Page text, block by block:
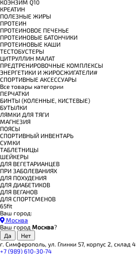
КОЭНЗИМ Q10
КРЕАТИН
ПОЛЕЗНЫЕ ЖИРЫ
ПРОТЕИН
ПРОТЕИНОВОЕ ПЕЧЕНЬЕ
ПРОТЕИНОВЫЕ БАТОНЧИКИ
ПРОТЕИНОВЫЕ КАШИ
ТЕСТОБУСТЕРЫ
ЦИТРУЛЛИН МАЛАТ
ПРЕДТРЕНИРОВОЧНЫЕ КОМПЛЕКСЫ
ЭНЕРГЕТИКИ И ЖИРОСЖИГАТЕЛИ#
СПОРТИВНЫЕ АКСЕССУАРЫ
Все товары категории
ПЕРЧАТКИ
БИНТЫ (КОЛЕННЫЕ, КИСТЕВЫЕ)
БУТЫЛКИ
ЛЯМКИ ДЛЯ ТЯГИ
МАГНЕЗИЯ
ПОЯСЫ
СПОРТИВНЫЙ ИНВЕНТАРЬ
СУМКИ
ТАБЛЕТНИЦЫ
ШЕЙКЕРЫ
ДЛЯ ВЕГЕТАРИАНЦЕВ
ПРИ ЗАБОЛЕВАНИЯХ
ДЛЯ ПОХУДЕНИЯ
ДЛЯ ДИАБЕТИКОВ
ДЛЯ ВЕГАНОВ
ДЛЯ СПОРТСМЕНОВ
65fit
Ваш город:
Москва
Ваш город Москва?
г. Симферополь, ул. Глинки 57, корпус 2, склад 4
+7 (989) 610-30-74